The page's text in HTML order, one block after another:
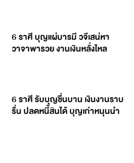
6 ราศี บุญแผ่บารมี วจีเสน่หา
วาจาพารวย งานเงินหลั่งไหล
6 ราศี รับบุญชื่นบาน เงินงานราบ
รื่น ปลดหนี้สินได้ บุญเก่าหนุนนำ